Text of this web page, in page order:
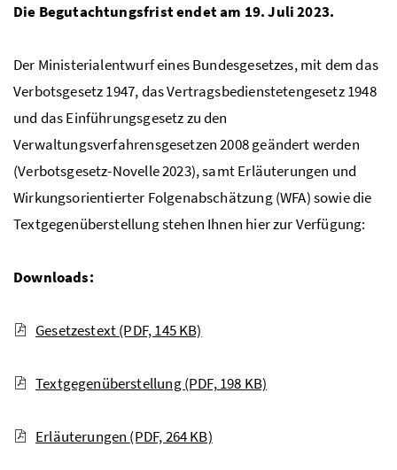
Die Begutachtungsfrist endet am 19. Juli 2023.
Der Ministerialentwurf eines Bundesgesetzes, mit dem das
Verbotsgesetz 1947, das Vertragsbedienstetengesetz 1948
und das Einführungsgesetz zu den
Verwaltungsverfahrensgesetzen 2008 geändert werden
(Verbotsgesetz-Novelle 2023), samt Erläuterungen und
Wirkungsorientierter Folgenabschätzung (WFA) sowie die
Textgegenüberstellung stehen Ihnen hier zur Verfügung:
Downloads:
Gesetzestext(PDF, 145 KB)
Textgegenüberstellung(PDF, 198 KB)
Erläuterungen (PDF, 264 KB)